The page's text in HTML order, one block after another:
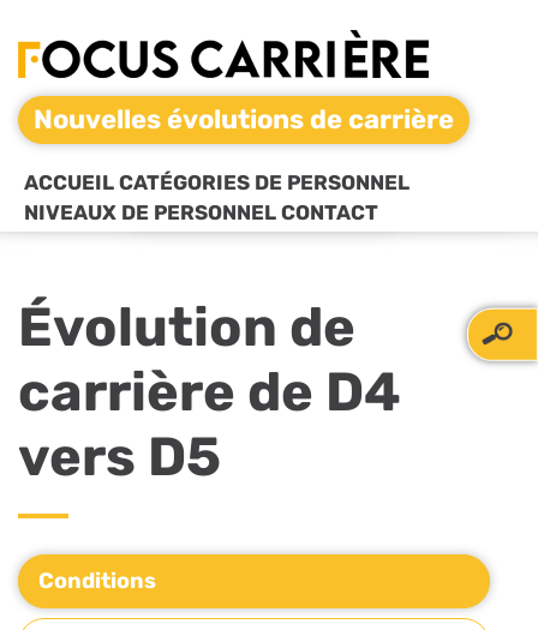
Nouvelles évolutions de carrière
ACCUEIL CATÉGORIES DE PERSONNEL
NIVEAUX DE PERSONNEL CONTACT
Évolution de
carrière de D4
vers D5
Conditions